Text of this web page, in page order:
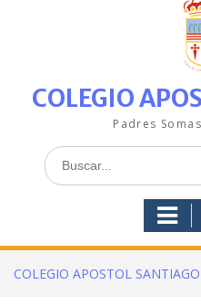
COLEGIO
Padres
Buscar:
COLEGIO APOSTOL SANTIAGO
01:00
02:00